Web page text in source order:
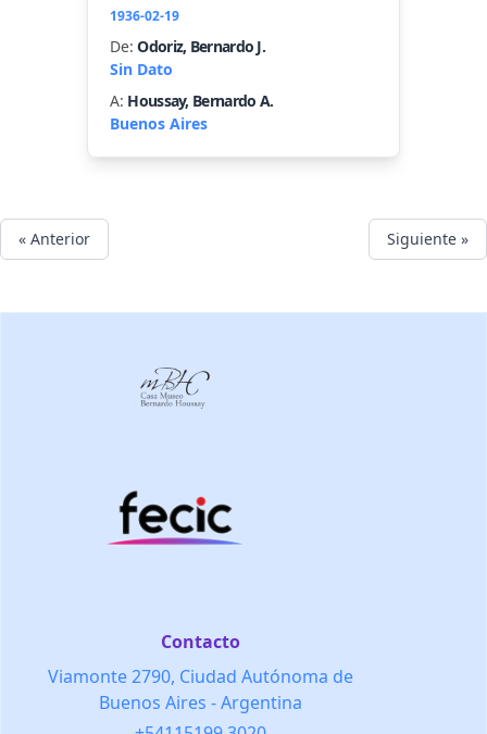
1936-02-19
De: Odoriz, Bernardo J.
Sin Dato
A: Houssay, Bernardo A.
Buenos Aires
« Anterior Siguiente »
Contacto
Viamonte 2790, Ciudad Autónoma de
Buenos Aires - Argentina